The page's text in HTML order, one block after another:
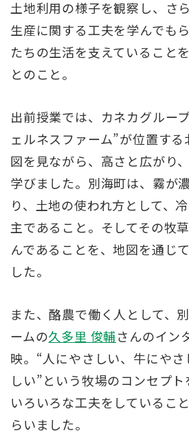
土地利用の様子を観察し、さ
生産に関する工夫を学んでも
たちの生活を支えていること
とのこと。
出前授業では、カネカグルー
ェルネスファーム”が位置す
図を見ながら、高さと広がり
学びました。別海町は、霧が
り、土地の使われ方として、
主であること。そしてその牧
んであることを、地図を通じ
した。
また、酪農で働く人として、
ームの久多里 俊輔さんのイン
映。“人にやさしい、牛にや
しい”という牧場のコンセプト
いろいろな工夫をしているこ
らいました。